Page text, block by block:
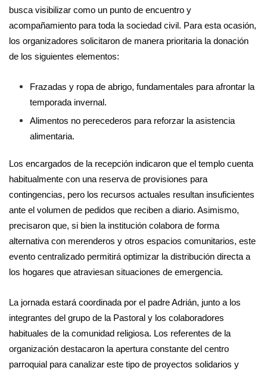
busca visibilizar como un punto de encuentro y
acompañamiento para toda la sociedad civil. Para esta ocasión,
los organizadores solicitaron de manera prioritaria la donación
de los siguientes elementos:
Frazadas y ropa de abrigo, fundamentales para afrontar la
temporada invernal.
Alimentos no perecederos para reforzar la asistencia
alimentaria.
Los encargados de la recepción indicaron que el templo cuenta
habitualmente con una reserva de provisiones para
contingencias, pero los recursos actuales resultan insuficientes
ante el volumen de pedidos que reciben a diario. Asimismo,
precisaron que, si bien la institución colabora de forma
alternativa con merenderos y otros espacios comunitarios, este
evento centralizado permitirá optimizar la distribución directa a
los hogares que atraviesan situaciones de emergencia.
La jornada estará coordinada por el padre Adrián, junto a los
integrantes del grupo de la Pastoral y los colaboradores
habituales de la comunidad religiosa. Los referentes de la
organización destacaron la apertura constante del centro
parroquial para canalizar este tipo de proyectos solidarios y